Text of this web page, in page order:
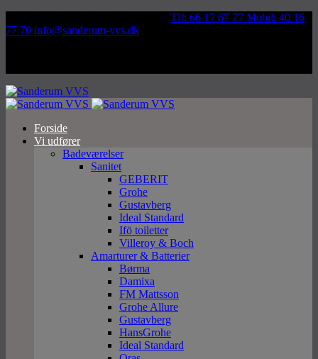
Tlf: 66 17 67 77 Mobil: 40 16
77 70 info@sanderum-vvs.dk
Forside
Vi udfører
Badeværelser
Sanitet
GEBERIT
Grohe
Gustavberg
Ideal Standard
Ifö toiletter
Villeroy & Boch
Amarturer & Batterier
Børma
Damixa
FM Mattsson
Grohe Allure
Gustavberg
HansGrohe
Ideal Standard